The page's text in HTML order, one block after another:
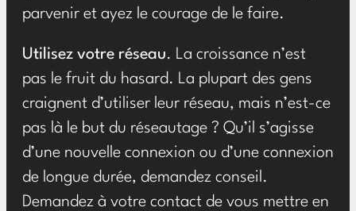
parvenir et ayez le courage de le faire.
Utilisez votre réseau. La croissance n’est
pas le fruit du hasard. La plupart des gens
craignent d’utiliser leur réseau, mais n’est-ce
pas là le but du réseautage ? Qu’il s’agisse
d’une nouvelle connexion ou d’une connexion
de longue durée, demandez conseil.
Demandez à votre contact de vous mettre en